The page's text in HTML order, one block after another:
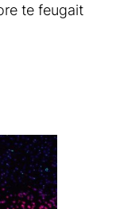
te feugait